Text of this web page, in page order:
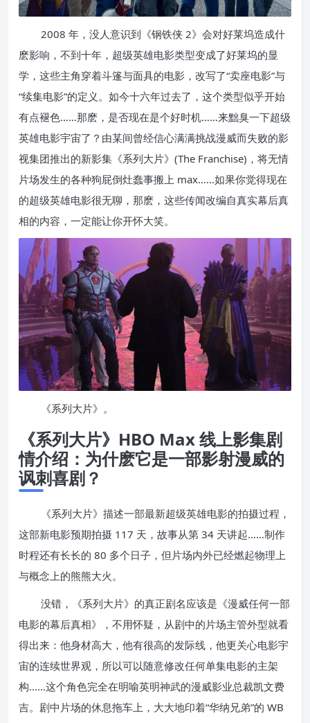
2008 年，没人意识到《钢铁侠 2》会对好莱坞造成什
麽影响，不到十年，超级英雄电影类型变成了好莱坞的显
学，这些主角穿着斗篷与面具的电影，改写了“卖座电影”与
“续集电影”的定义。如今十六年过去了，这个类型似乎开始
有点褪色……那麽，是否现在是个好时机……来黜臭一下超级
英雄电影宇宙了？由某间曾经信心满满挑战漫威而失败的影
视集团推出的新影集《系列大片》(The Franchise)，将无情
片场发生的各种狗屁倒灶蠢事搬上 max……如果你觉得现在
的超级英雄电影很无聊，那麽，这些传闻改编自真实幕后真
相的内容，一定能让你开怀大笑。
《系列大片》。
《系列大片》HBO Max 线上影集剧
情介绍：为什麽它是一部影射漫威的
讽刺喜剧？
《系列大片》描述一部最新超级英雄电影的拍摄过程，
这部新电影预期拍摄 117 天，故事从第 34 天讲起……制作
时程还有长长的 80 多个日子，但片场内外已经燃起物理上
与概念上的熊熊大火。
没错，《系列大片》的真正剧名应该是《漫威任何一部
电影的幕后真相》，不用怀疑，从剧中的片场主管外型就看
得出来：他身材高大，他有很高的发际线，他更关心电影宇
宙的连续世界观，所以可以随意修改任何单集电影的主架
构……这个角色完全在明喻英明神武的漫威影业总裁凯文费
吉。剧中片场的休息拖车上，大大地印着“华纳兄弟”的 WB